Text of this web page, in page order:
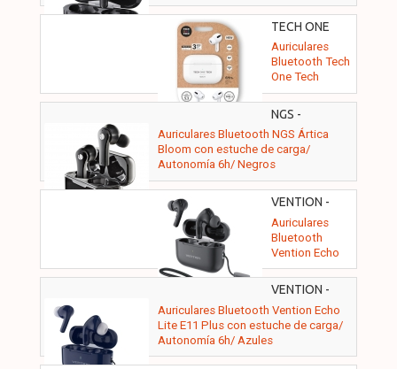
TECH ONE
TECH -
TEC1411
Auriculares
Bluetooth Tech
One Tech
SIUX.11
TEC1411/ con
estuche de
carga/
Autonomía 6h/
Blancos
NGS -
ARTICABLOOMBLACK
Auriculares Bluetooth NGS Ártica
Bloom con estuche de carga/
Autonomía 6h/ Negros
VENTION -
NBVB0-PLUS
Auriculares
Bluetooth
Vention Echo
Lite E11 Plus
con estuche de
carga/
Autonomía 6h/
Negros
VENTION -
NBVL0-PLUS
Auriculares Bluetooth Vention Echo
Lite E11 Plus con estuche de carga/
Autonomía 6h/ Azules